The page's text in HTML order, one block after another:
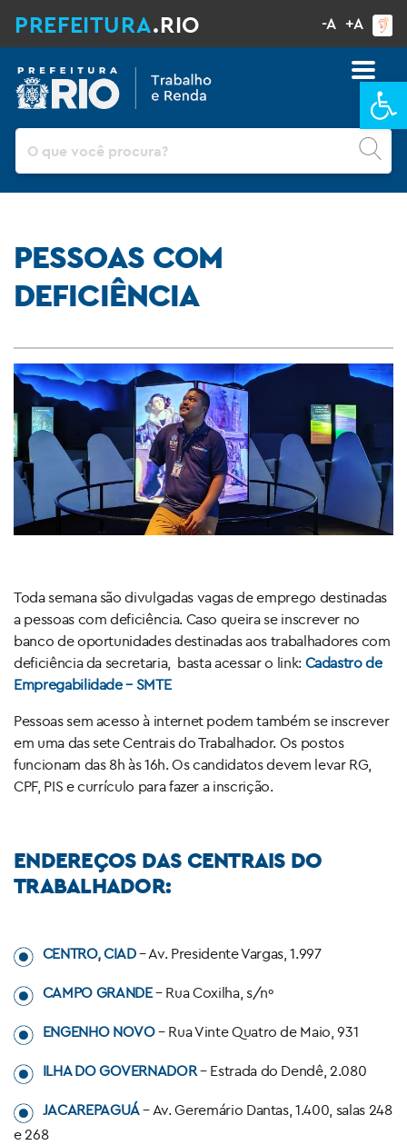
PREFEITURA.RIO -A +A
PESSOAS COM
DEFICIÊNCIA
Toda semana são divulgadas vagas de emprego destinadas
a pessoas com deficiência. Caso queira se inscrever no
banco de oportunidades destinadas aos trabalhadores com
deficiência da secretaria, basta acessar o link: Cadastro de
Empregabilidade – SMTE
Pessoas sem acesso à internet podem também se inscrever
em uma das sete Centrais do Trabalhador. Os postos
funcionam das 8h às 16h. Os candidatos devem levar RG,
CPF, PIS e currículo para fazer a inscrição.
ENDEREÇOS DAS CENTRAIS DO
TRABALHADOR:
CENTRO, CIAD– Av. Presidente Vargas, 1.997
CAMPO GRANDE– Rua Coxilha, s/nº
ENGENHO NOVO– Rua Vinte Quatro de Maio, 931
ILHA DO GOVERNADOR– Estrada do Dendê, 2.080
JACAREPAGUÁ– Av. Geremário Dantas, 1.400, salas 248
e 268